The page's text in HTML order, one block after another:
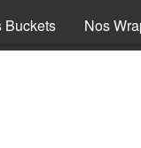
Buckets Nos